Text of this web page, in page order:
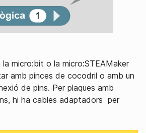
la micro:bit o la micro:STEAMaker
amb pinces de cocodril o amb un
de pins. Per plaques amb
hi ha cables adaptadors per